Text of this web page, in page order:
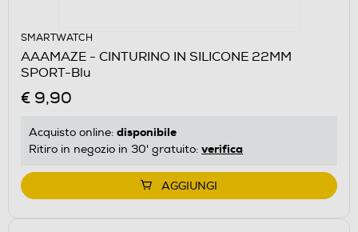
SMARTWATCH
AAAMAZE - CINTURINO IN SILICONE 22MM
SPORT-Blu
€ 9,90
Acquisto online: disponibile
Ritiro in negozio in 30' gratuito: verifica
AGGIUNGI